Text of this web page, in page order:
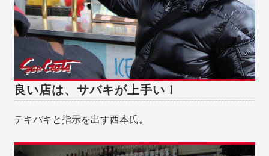
良い店は、サバキが上手い！
テキパキと指示を出す西本氏。